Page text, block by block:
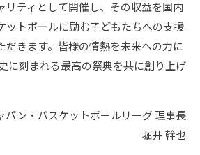
ティとして開催し、その収益を国内
ットボールに励む子どもたちへの支援
だきます。皆様の情熱を未来への力に
に刻まれる最高の祭典を共に創り上げ
パン・バスケットボールリーグ 理事長
堀井 幹也